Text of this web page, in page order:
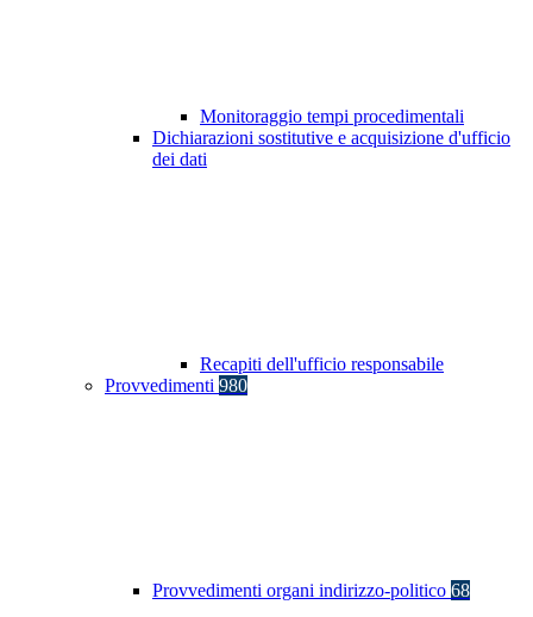
Monitoraggio tempi procedimentali
Dichiarazioni sostitutive e acquisizione d'ufficio
dei dati
Recapiti dell'ufficio responsabile
Provvedimenti 980
Provvedimenti organi indirizzo-politico 68